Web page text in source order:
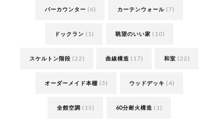
バーカウンター (6) カーテンウォール(7)
ドックラン (1) 眺望のいい家 (10)
スケルトン階段 (22) 曲線構造 (17) 和室 (22)
オーダーメイド本棚 (3) ウッドデッキ (4)
全館空調 (15) 60分耐火構造 (1)